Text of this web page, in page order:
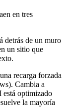
en tres
detrás de un muro
un sitio que
recarga forzada
Cambia a
optimizado
la mayoría